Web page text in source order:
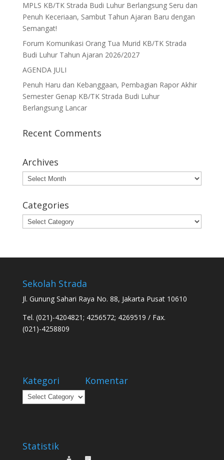
MPLS KB/TK Strada Budi Luhur Berlangsung Seru dan
Penuh Keceriaan, Sambut Tahun Ajaran Baru dengan
Semangat!
Forum Komunikasi Orang Tua Murid KB/TK Strada
Budi Luhur Tahun Ajaran 2026/2027
AGENDA JULI
Penuh Haru dan Kebanggaan, Pembagian Rapor Akhir
Semester Genap KB/TK Strada Budi Luhur
Berlangsung Lancar
Recent Comments
Archives
Archives
Categories
Categories
Sekolah Strada
Jl. Gunung Sahari Raya No. 88, Jakarta Pusat 10610
Tel. (021)-4204821; 4256572; 4269519 / Fax.
(021)-4258809
Kategori
Kategori
Komentar
Statistik